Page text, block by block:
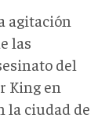
agitación
las
del
King en
la ciudad de